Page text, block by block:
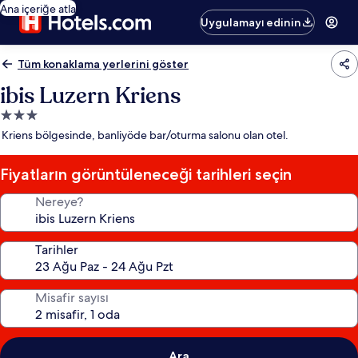
Ana içeriğe atla
Uygulamayı edinin
Tüm konaklama yerlerini göster
ibis Luzern Kriens
3.0
yıldızlı
yeri
Kriens bölgesinde, banliyöde bar/oturma salonu olan otel.
Fiyatların görüntüleneceği tarihleri seçin
Nereye?
Tarihler
Misafir sayısı